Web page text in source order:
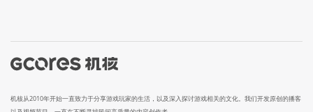
机核从2010年开始一直致力于分享游戏玩家的生活，以及深入探讨游戏相关的文化。我们开发原创的播客